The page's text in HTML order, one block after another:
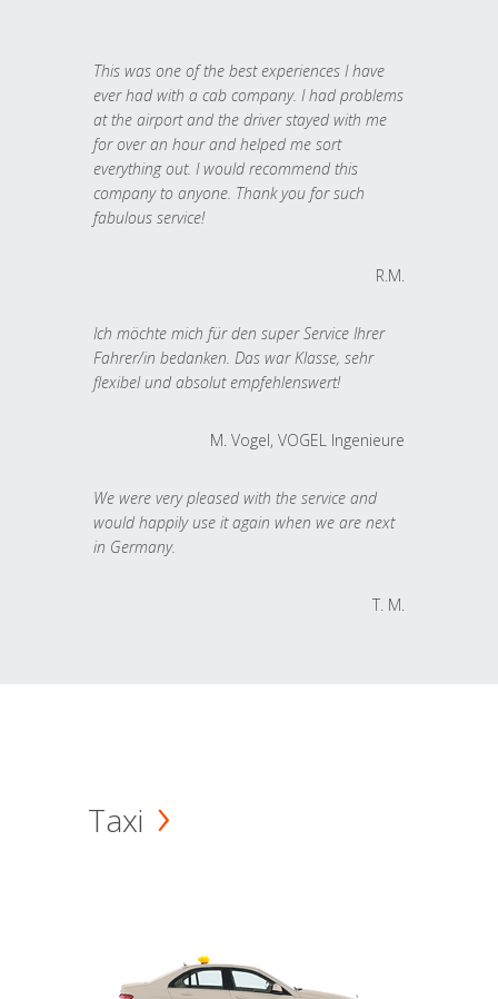
This was one of the best experiences I have
ever had with a cab company. I had problems
at the airport and the driver stayed with me
for over an hour and helped me sort
everything out. I would recommend this
company to anyone. Thank you for such
fabulous service!
R.M.
Ich möchte mich für den super Service Ihrer
Fahrer/in bedanken. Das war Klasse, sehr
flexibel und absolut empfehlenswert!
M. Vogel, VOGEL Ingenieure
We were very pleased with the service and
would happily use it again when we are next
in Germany.
T. M.
Taxi